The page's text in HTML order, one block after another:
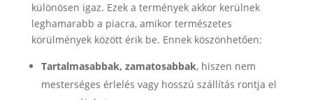
különösen igaz. Ezek a termények akkor kerülnek
leghamarabb a piacra, amikor természetes
körülmények között érik be. Ennek köszönhetően:
Tartalmasabbak, zamatosabbak, hiszen nem
mesterséges érlelés vagy hosszú szállítás rontja el